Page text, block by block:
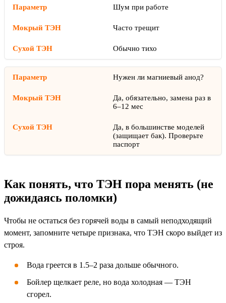
Шум при работе
Часто трещит
Обычно тихо
Нужен ли магниевый анод?
Да, обязательно, замена раз в
6–12 мес
Да, в большинстве моделей
(защищает бак). Проверьте
паспорт
Как понять, что ТЭН пора менять (не
дожидаясь поломки)
Чтобы не остаться без горячей воды в самый неподходящий
момент, запомните четыре признака, что ТЭН скоро выйдет из
строя.
Вода греется в 1.5–2 раза дольше обычного.
Бойлер щелкает реле, но вода холодная — ТЭН
сгорел.